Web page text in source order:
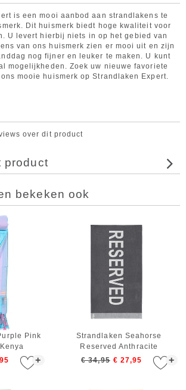
is een mooi aanbod aan strandlakens te
Dit huismerk biedt hoge kwaliteit voor
U levert hierbij niets in op het gebied van
van ons huismerk zien er mooi uit en zijn
nog fijner en leuker te maken. U kunt
mogelijkheden. Zoek uw nieuwe favoriete
mooie huismerk op Strandlaken Expert.
over dit product
product
bekeken ook
+
Pink
+
Strandlaken Seahorse
Reserved Anthracite
€ 34,95 € 27,95